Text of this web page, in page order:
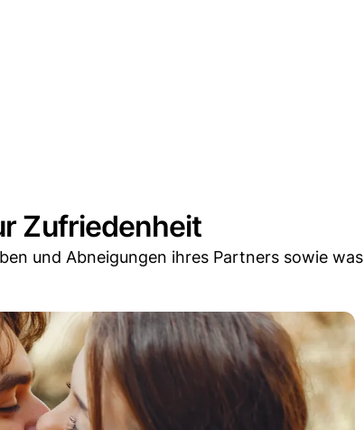
Zufriedenheit
und Abneigungen ihres Partners sowie was